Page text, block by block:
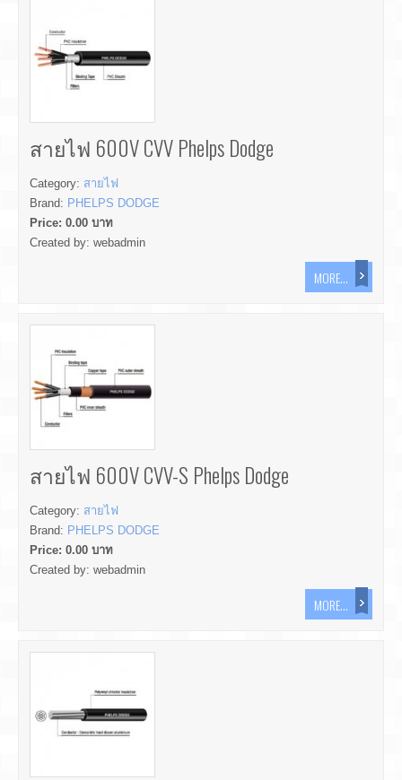
สายไฟ 600V CVV Phelps Dodge
Category: สายไฟ
Brand: PHELPS DODGE
Price: 0.00 บาท
Created by: webadmin
MORE...
สายไฟ 600V CVV-S Phelps Dodge
Category: สายไฟ
Brand: PHELPS DODGE
Price: 0.00 บาท
Created by: webadmin
MORE...